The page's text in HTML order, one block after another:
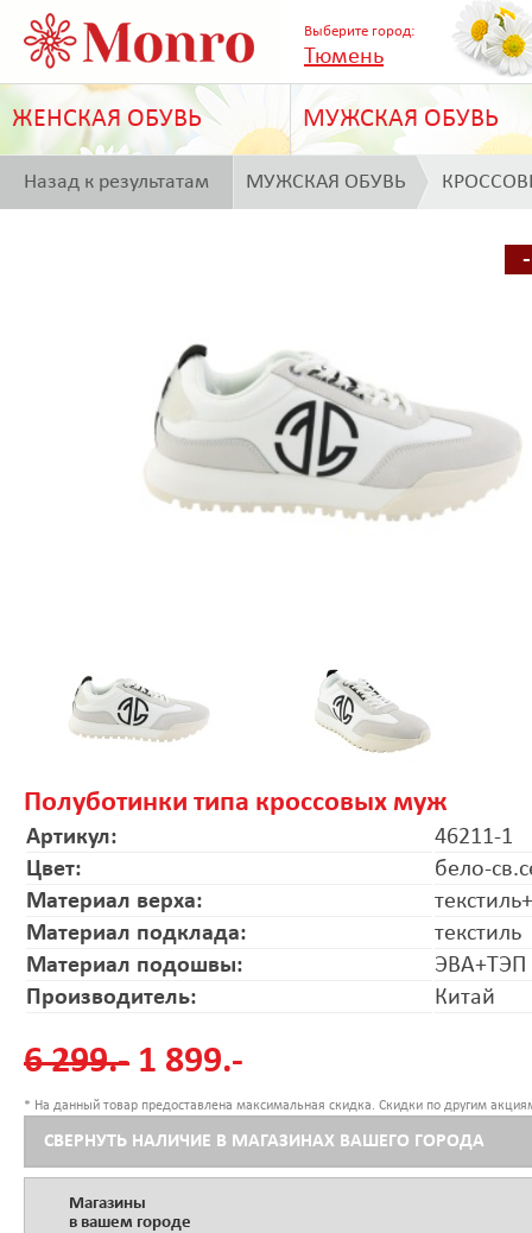
Выберите город:
Тюмень
ЖЕНСКАЯ ОБУВЬ МУЖСКАЯ ОБУВЬ
Назад к результатам МУЖСКАЯ ОБУВЬ
Полуботинки типа кроссовых муж
Артикул:
46211-1
Цвет:
бело-
Материал верха:
Материал подклада:
текстиль
Материал подошвы:
ЭВА+ТЭП
Производитель:
Китай
6 299.- 1 899.-
* На данный товар предоставлена максимальная скидка. Скидки по другим
СВЕРНУТЬ НАЛИЧИЕ В МАГАЗИНАХ ВАШЕГО ГОРОДА
Магазины
в вашем городе